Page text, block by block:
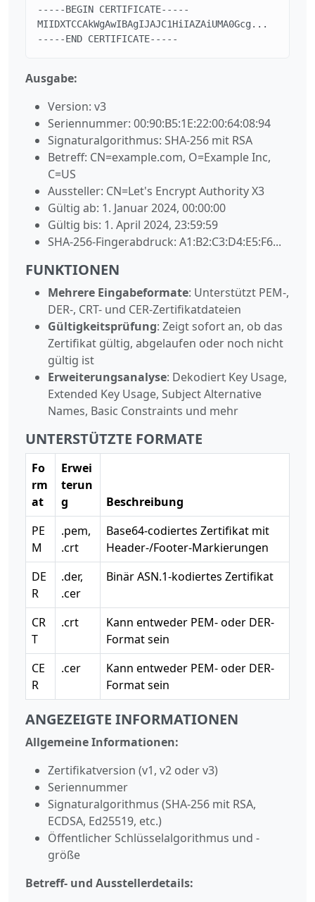
-----BEGIN CERTIFICATE-----
MIIDXTCCAkWgAwIBAgIJAJC1HiIAZAiUMA0Gcg...
-----END CERTIFICATE-----
Ausgabe:
Version: v3
Seriennummer: 00:90:B5:1E:22:00:64:08:94
Signaturalgorithmus: SHA-256 mit RSA
Betreff: CN=example.com, O=Example Inc,
C=US
Aussteller: CN=Let's Encrypt Authority X3
Gültig ab: 1. Januar 2024, 00:00:00
Gültig bis: 1. April 2024, 23:59:59
SHA-256-Fingerabdruck: A1:B2:C3:D4:E5:F6...
FUNKTIONEN
Mehrere Eingabeformate: Unterstützt PEM-,
DER-, CRT- und CER-Zertifikatdateien
Gültigkeitsprüfung: Zeigt sofort an, ob das
Zertifikat gültig, abgelaufen oder noch nicht
gültig ist
Erweiterungsanalyse: Dekodiert Key Usage,
Extended Key Usage, Subject Alternative
Names, Basic Constraints und mehr
UNTERSTÜTZTE FORMATE
Fo
rm
at
Erwei
terun
g
Beschreibung
PE
M
.pem,
.crt
Base64-codiertes Zertifikat mit
Header-/Footer-Markierungen
DE
R
.der,
.cer
Binär ASN.1-kodiertes Zertifikat
CR
T
.crt
Kann entweder PEM- oder DER-
Format sein
CE
R
.cer
Kann entweder PEM- oder DER-
Format sein
ANGEZEIGTE INFORMATIONEN
Allgemeine Informationen:
Zertifikatversion (v1, v2 oder v3)
Seriennummer
Signaturalgorithmus (SHA-256 mit RSA,
ECDSA, Ed25519, etc.)
Öffentlicher Schlüsselalgorithmus und -
größe
Betreff- und Ausstellerdetails: